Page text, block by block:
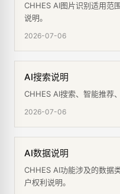
CHHES AI图片识别适用范
说明。
2026-07-06
AI搜索说明
CHHES AI搜索、智能推荐
2026-07-06
AI数据说明
CHHES AI功能涉及的数据
户权利说明。